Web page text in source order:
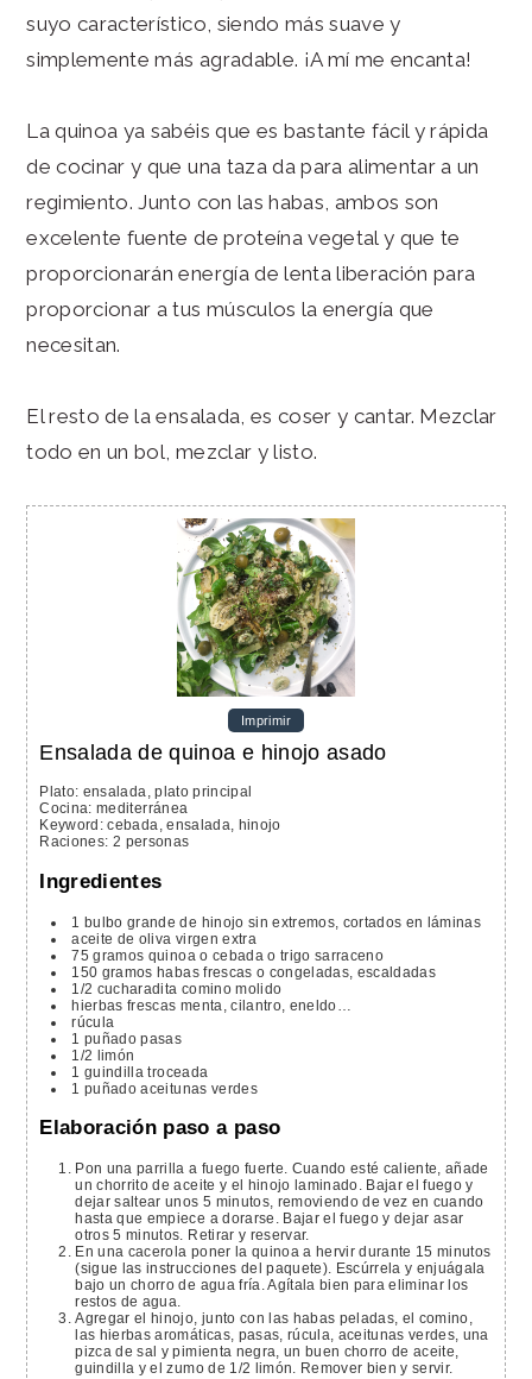
suyo característico, siendo más suave y
simplemente más agradable. ¡A mí me encanta!
La quinoa ya sabéis que es bastante fácil y rápida
de cocinar y que una taza da para alimentar a un
regimiento. Junto con las habas, ambos son
excelente fuente de proteína vegetal y que te
proporcionarán energía de lenta liberación para
proporcionar a tus músculos la energía que
necesitan.
El resto de la ensalada, es coser y cantar. Mezclar
todo en un bol, mezclar y listo.
Imprimir
Ensalada de quinoa e hinojo asado
Plato: ensalada, plato principal
Cocina: mediterránea
Keyword: cebada, ensalada, hinojo
Raciones: 2 personas
Ingredientes
1 bulbo grande de hinojo sin extremos, cortados en láminas
aceite de oliva virgen extra
75 gramos quinoa o cebada o trigo sarraceno
150 gramos habas frescas o congeladas, escaldadas
1/2 cucharadita comino molido
hierbas frescas menta, cilantro, eneldo…
rúcula
1 puñado pasas
1/2 limón
1 guindilla troceada
1 puñado aceitunas verdes
Elaboración paso a paso
Pon una parrilla a fuego fuerte. Cuando esté caliente, añade
un chorrito de aceite y el hinojo laminado. Bajar el fuego y
dejar saltear unos 5 minutos, removiendo de vez en cuando
hasta que empiece a dorarse. Bajar el fuego y dejar asar
otros 5 minutos. Retirar y reservar.
En una cacerola poner la quinoa a hervir durante 15 minutos
(sigue las instrucciones del paquete). Escúrrela y enjuágala
bajo un chorro de agua fría. Agítala bien para eliminar los
restos de agua.
Agregar el hinojo, junto con las habas peladas, el comino,
las hierbas aromáticas, pasas, rúcula, aceitunas verdes, una
pizca de sal y pimienta negra, un buen chorro de aceite,
guindilla y el zumo de 1/2 limón. Remover bien y servir.